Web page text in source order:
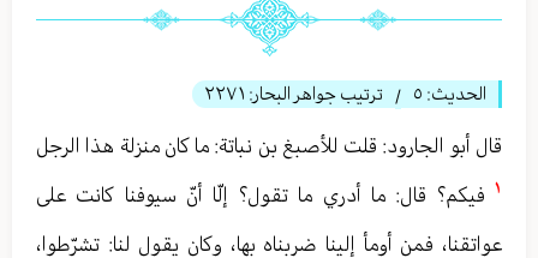
الحديث: ٥ / ترتيب جواهر البحار: ٢٢٧١
قال أبو الجارود: قلت للأصبغ بن نباتة: ما كان منزلة هذا الرجل
١ فيكم؟ قال: ما أدري ما تقول؟ إلّا أنّ سيوفنا كانت على
عواتقنا، فمن أومأ إلينا ضربناه بها، وكان يقول لنا: تشرّطوا،